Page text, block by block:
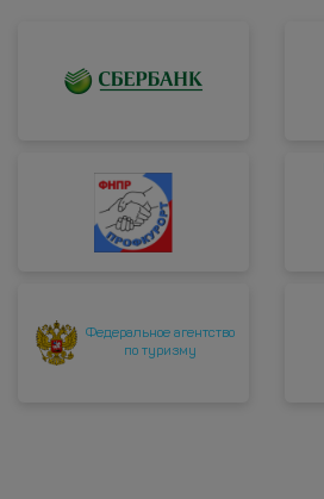
Федеральное агентство
по туризму